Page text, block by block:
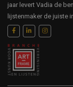
jaar levert Vadia de
lijstenmaker de juiste